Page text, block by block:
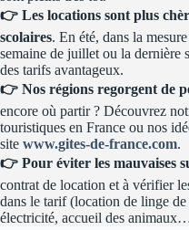
👉 Les locations sont plus
scolaires. En été, dans la
semaine de juillet ou la dernière
des tarifs avantageux.
👉 Nos régions regorgent de
encore où partir ? Découvrez
touristiques en France ou nos
site www.gites-de-france.com.
👉 Pour éviter les mauvaises
contrat de location et à vérifier
dans le tarif (location de linge
électricité, accueil des